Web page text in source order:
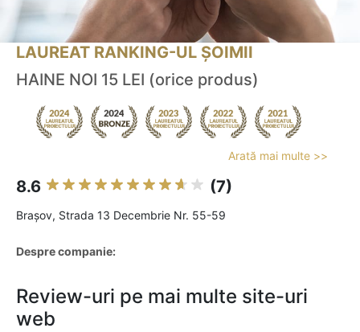
LAUREAT RANKING-UL ȘOIMII
HAINE NOI 15 LEI (orice produs)
Arată mai multe >>
8.6 (7)
Braşov, Strada 13 Decembrie Nr. 55-59
Despre companie:
Review-uri pe mai multe site-uri
web